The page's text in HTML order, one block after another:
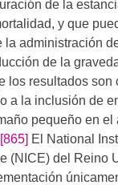
de la
y que
la administración
de la
los resultados son
a la inclusión de
pequeño en el
[865]
El National
(NICE) del Reino